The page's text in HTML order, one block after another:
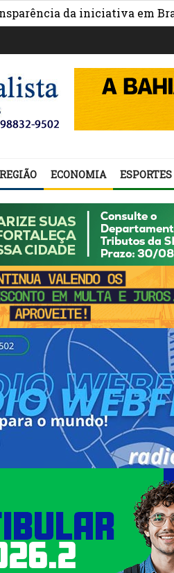
da iniciativa em Brasília »
ECONOMIA ESPORTES